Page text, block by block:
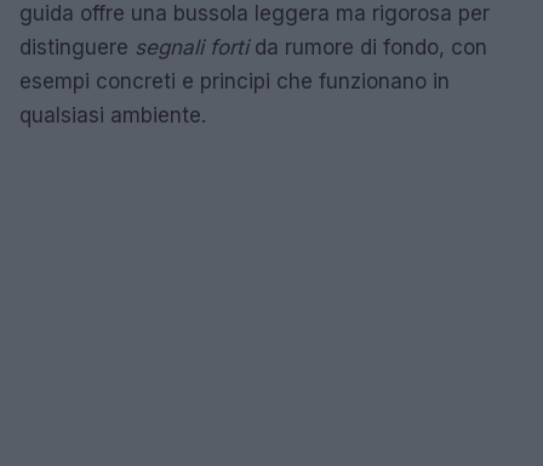
guida offre una bussola leggera ma rigorosa per
distinguere segnali fortida rumore di fondo, con
esempi concreti e principi che funzionano in
qualsiasi ambiente.